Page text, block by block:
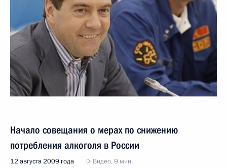
Начало совещания о мерах по снижению
потребления алкоголя в России
12 августа 2009 года Видео, 9 мин.